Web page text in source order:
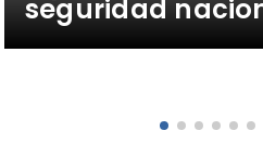
seguridad